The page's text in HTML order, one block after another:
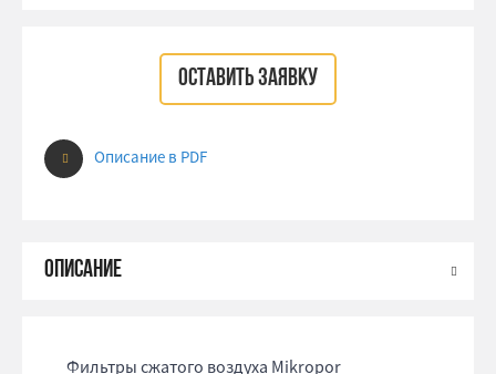
ОСТАВИТЬ ЗАЯВКУ
Описание в PDF
Фильтры сжатого воздуха Mikropor